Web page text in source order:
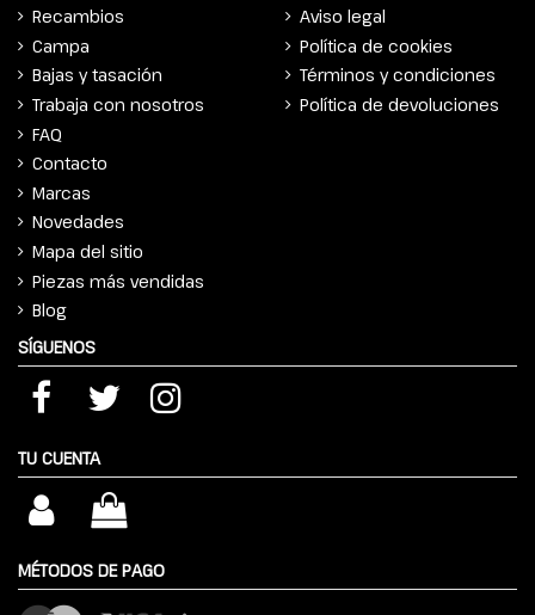
Recambios
Campa
Bajas y tasación
Trabaja con nosotros
FAQ
Contacto
Marcas
Novedades
Mapa del sitio
Piezas más vendidas
Blog
Aviso legal
Política de cookies
Términos y condiciones
Política de devoluciones
SÍGUENOS
TU CUENTA
MÉTODOS DE PAGO